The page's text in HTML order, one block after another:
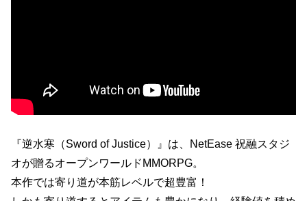
『逆水寒（Sword of Justice）』は、NetEase 祝融スタジ
オが贈るオープンワールドMMORPG。
本作では寄り道が本筋レベルで超豊富！